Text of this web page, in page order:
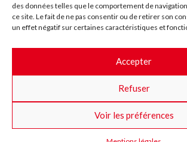
des données telles que le comportement de
ce site. Le fait de ne pas consentir ou de retirer son
un effet négatif sur certaines caractéristiques et
Accepter
Refuser
Voir les préférences
Accessibilité
Crédits
Les marchés publics
Suggestions &
Facebook
InstaTwitter